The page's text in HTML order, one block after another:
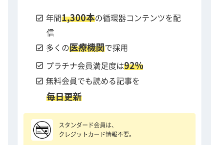
check_box 年間1,300本の循環器コンテンツを配
信
check_box 多くの医療機関で採用
check_box プラチナ会員満足度は92%
check_box 無料会員でも読める記事を
毎日更新
スタンダード会員は、
クレジットカード情報不要。